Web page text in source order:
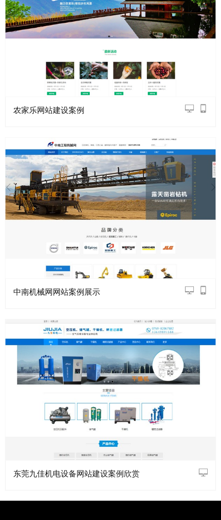
农家乐网站建设案例
中南机械网网站案例展示
东莞九佳机电设备网站建设案例欣赏